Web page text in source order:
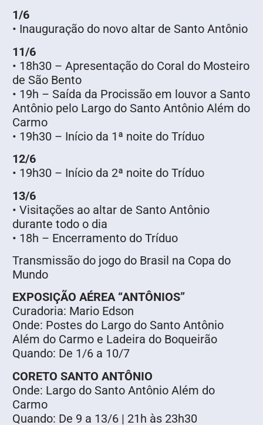
1/6
• Inauguração do novo altar de Santo Antônio
11/6
• 18h30 – Apresentação do Coral do Mosteiro
de São Bento
• 19h – Saída da Procissão em louvor a Santo
Antônio pelo Largo do Santo Antônio Além do
Carmo
• 19h30 – Início da 1ª noite do Tríduo
12/6
• 19h30 – Início da 2ª noite do Tríduo
13/6
• Visitações ao altar de Santo Antônio
durante todo o dia
• 18h – Encerramento do Tríduo
Transmissão do jogo do Brasil na Copa do
Mundo
EXPOSIÇÃO AÉREA “ANTÔNIOS”
Curadoria: Mario Edson
Onde: Postes do Largo do Santo Antônio
Além do Carmo e Ladeira do Boqueirão
Quando: De 1/6 a 10/7
CORETO SANTO ANTÔNIO
Onde: Largo do Santo Antônio Além do
Carmo
Quando: De 9 a 13/6 | 21h às 23h30